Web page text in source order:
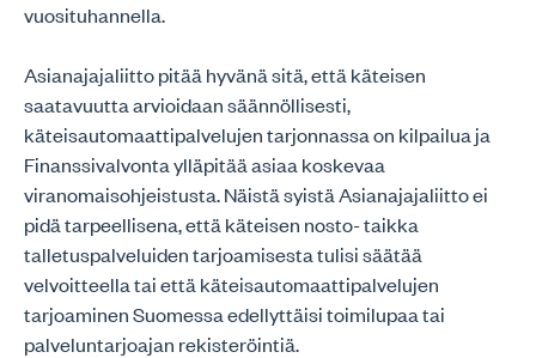
vuosituhannella.
Asianajajaliitto pitää hyvänä sitä, että käteisen
saatavuutta arvioidaan säännöllisesti,
käteisautomaattipalvelujen tarjonnassa on kilpailua ja
Finanssivalvonta ylläpitää asiaa koskevaa
viranomaisohjeistusta. Näistä syistä Asianajajaliitto ei
pidä tarpeellisena, että käteisen nosto- taikka
talletuspalveluiden tarjoamisesta tulisi säätää
velvoitteella tai että käteisautomaattipalvelujen
tarjoaminen Suomessa edellyttäisi toimilupaa tai
palveluntarjoajan rekisteröintiä.